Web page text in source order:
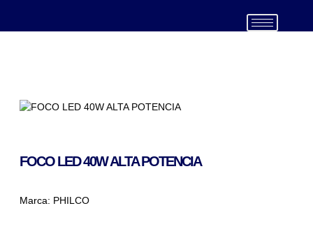
FOCO LED 40W ALTA POTENCIA
Marca: PHILCO